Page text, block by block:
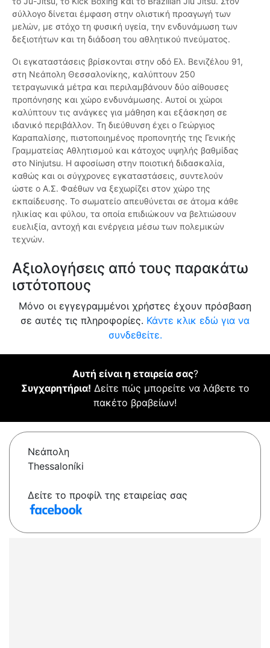
σύλλογο δίνεται έμφαση στην ολιστική προαγωγή των
μελών, με στόχο τη φυσική υγεία, την ενδυνάμωση των
δεξιοτήτων και τη διάδοση του αθλητικού πνεύματος.
Οι εγκαταστάσεις βρίσκονται στην οδό Ελ. Βενιζέλου 91,
στη Νεάπολη Θεσσαλονίκης, καλύπτουν 250
τετραγωνικά μέτρα και περιλαμβάνουν δύο αίθουσες
προπόνησης και χώρο ενδυνάμωσης. Αυτοί οι χώροι
καλύπτουν τις ανάγκες για μάθηση και εξάσκηση σε
ιδανικό περιβάλλον. Τη διεύθυνση έχει ο Γεώργιος
Καραπαλίσης, πιστοποιημένος προπονητής της Γενικής
Γραμματείας Αθλητισμού και κάτοχος υψηλής βαθμίδας
στο Ninjutsu. Η αφοσίωση στην ποιοτική διδασκαλία,
καθώς και οι σύγχρονες εγκαταστάσεις, συντελούν
ώστε ο Α.Σ. Φαέθων να ξεχωρίζει στον χώρο της
εκπαίδευσης. Το σωματείο απευθύνεται σε άτομα κάθε
ηλικίας και φύλου, τα οποία επιδιώκουν να βελτιώσουν
ευελιξία, αντοχή και ενέργεια μέσω των πολεμικών
τεχνών.
Αξιολογήσεις από τους παρακάτω
ιστότοπους
Μόνο οι εγγεγραμμένοι χρήστες έχουν πρόσβαση
σε αυτές τις πληροφορίες. Κάντε κλικ εδώ για να
συνδεθείτε.
Αυτή είναι η εταιρεία σας?
Συγχαρητήρια! Δείτε πώς μπορείτε να λάβετε το
πακέτο βραβείων!
Νεάπολη
Thessaloníki
Δείτε το προφίλ της εταιρείας σας